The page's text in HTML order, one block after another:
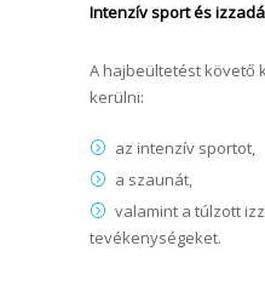
Intenzív sport és
A hajbeültetést követő
kerülni:
az intenzív sportot,
a szaunát,
valamint a túlzott
tevékenységeket.